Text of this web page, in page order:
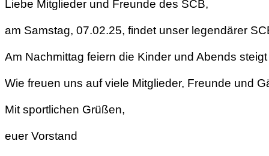
Liebe Mitglieder und Freunde des SCB,
am Samstag, 07.02.25, findet unser legendärer
Am Nachmittag feiern die Kinder und Abends
Wie freuen uns auf viele Mitglieder, Freunde und
Mit sportlichen Grüßen,
euer Vorstand